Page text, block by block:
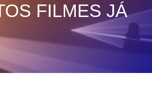
FILMES JÁ